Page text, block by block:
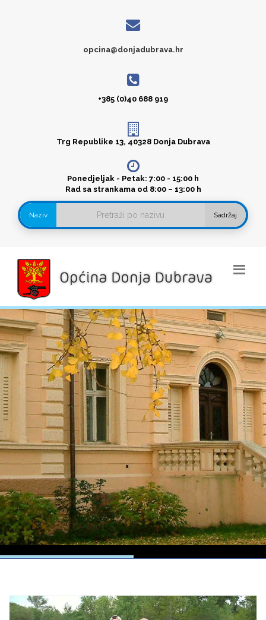
opcina@donjadubrava.hr
+385 (0)40 688 919
Trg Republike 13, 40328 Donja Dubrava
Ponedjeljak - Petak: 7:00 - 15:00 h
Rad sa strankama od 8:00 – 13:00 h
Naziv Sadržaj